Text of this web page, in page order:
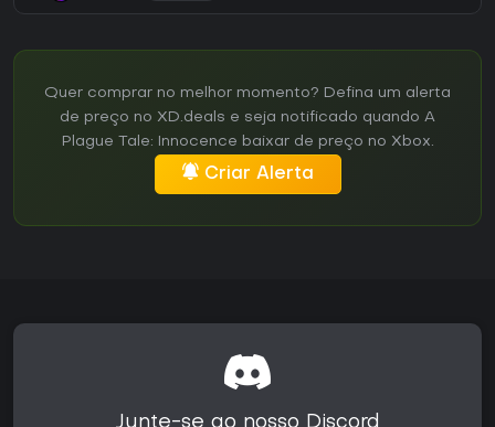
Quer comprar no melhor momento? Defina um alerta
de preço no XD.deals e seja notificado quando A
Plague Tale: Innocence baixar de preço no Xbox.
Criar Alerta